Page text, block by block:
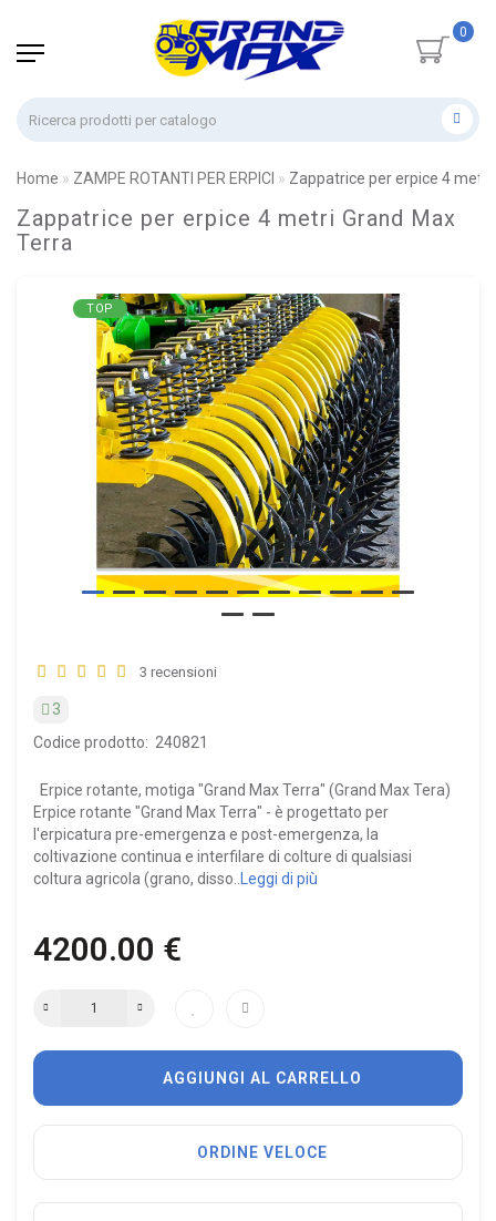
0
Home ZAMPE ROTANTI PER ERPICI Zappatrice per erpice 4 metri
Zappatrice per erpice 4 metri Grand Max
Terra
TOP
3 recensioni
3
Codice prodotto: 240821
Erpice rotante, motiga "Grand Max Terra" (Grand Max Tera)
Erpice rotante "Grand Max Terra" - è progettato per
l'erpicatura pre-emergenza e post-emergenza, la
coltivazione continua e interfilare di colture di qualsiasi
coltura agricola (grano, disso..
Leggi di più
4200.00 €
AGGIUNGI AL CARRELLO
ORDINE VELOCE